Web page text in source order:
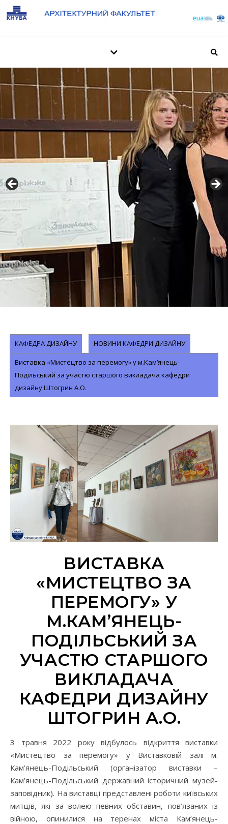
КАФЕДРА ДИЗАЙНУ НОВИНИ КАФЕДРИ ДИЗАЙНУ
Виставка «Мистецтво за перемогу» у м.Кам’янець-
Подільський за участю старшого викладача кафедри
дизайну Штогрин А.О.
ВИСТАВКА
«МИСТЕЦТВО ЗА
ПЕРЕМОГУ» У
М.КАМ’ЯНЕЦЬ-
ПОДІЛЬСЬКИЙ ЗА
УЧАСТЮ СТАРШОГО
ВИКЛАДАЧА
КАФЕДРИ ДИЗАЙНУ
ШТОГРИН А.О.
3 травня 2022 року відбулось відкриття виставки
«Мистецтво за перемогу» у Виставковій залі м.
Кам’янець-Подільський (організатор виставки –
Кам’янець-Подільський державний історичний музей-
заповідник). На виставці представлені роботи київських
митців, які за волею певних обставин, пов’язаних із
війною, опинилися на теренах міста Кам’янець-